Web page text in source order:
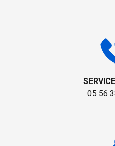
05 56